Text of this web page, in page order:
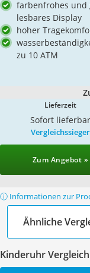
farbenfrohes und
lesbares Display
hoher
zu 10 ATM
Lieferzeit
Sofort lieferbar
Vergleichssieger
Zum Angebot »
ⓘ Informationen zur
Ähnliche
Kinderuhr